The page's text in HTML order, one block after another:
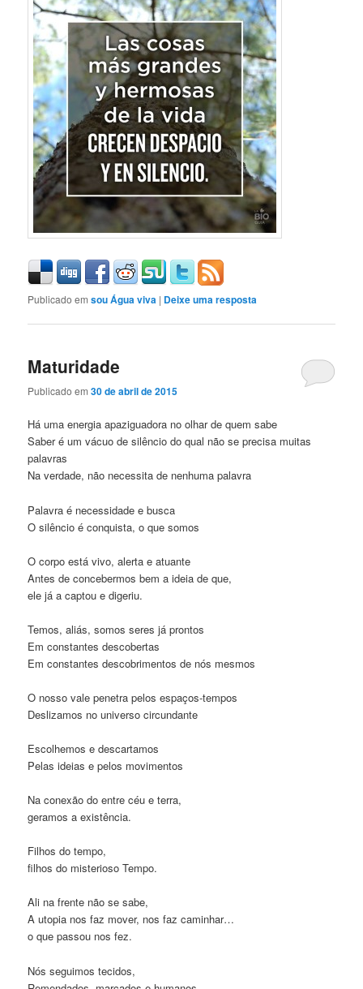
Publicado em sou Água viva | Deixe uma resposta
Maturidade
Publicado em30 de abril de 2015
Há uma energia apaziguadora no olhar de quem sabe
Saber é um vácuo de silêncio do qual não se precisa muitas
palavras
Na verdade, não necessita de nenhuma palavra
Palavra é necessidade e busca
O silêncio é conquista, o que somos
O corpo está vivo, alerta e atuante
Antes de concebermos bem a ideia de que,
ele já a captou e digeriu.
Temos, aliás, somos seres já prontos
Em constantes descobertas
Em constantes descobrimentos de nós mesmos
O nosso vale penetra pelos espaços-tempos
Deslizamos no universo circundante
Escolhemos e descartamos
Pelas ideias e pelos movimentos
Na conexão do entre céu e terra,
geramos a existência.
Filhos do tempo,
filhos do misterioso Tempo.
Ali na frente não se sabe,
A utopia nos faz mover, nos faz caminhar…
o que passou nos fez.
Nós seguimos tecidos,